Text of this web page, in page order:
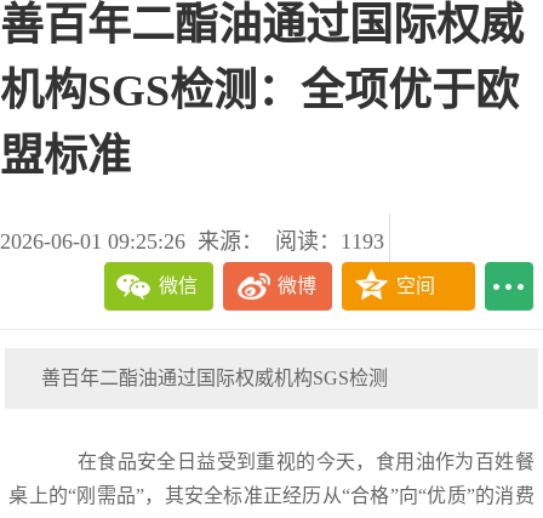
善百年二酯油通过国际权威
机构SGS检测：全项优于欧
盟标准
2026-06-01 09:25:26 来源： 阅读：1193
微信 微博 空间
善百年二酯油通过国际权威机构SGS检测
在食品安全日益受到重视的今天，食用油作为百姓餐
桌上的“刚需品”，其安全标准正经历从“合格”向“优质”的消费